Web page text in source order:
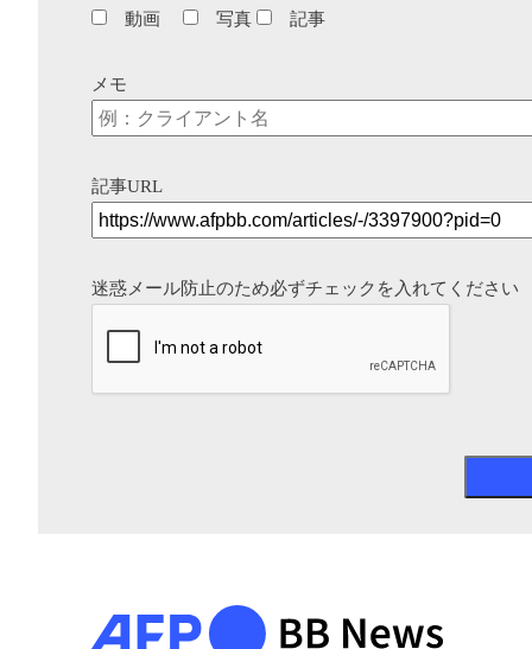
動画
写真 記事
メモ
記事URL
迷惑メール防止のため必ずチェックを入れてください